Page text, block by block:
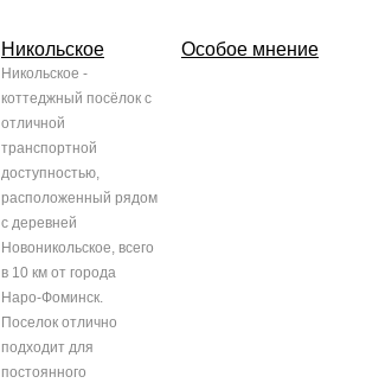
Никольское
Никольское -
коттеджный посёлок с
отличной
транспортной
доступностью,
расположенный рядом
с деревней
Новоникольское, всего
в 10 км от города
Наро-Фоминск.
Поселок отлично
подходит для
постоянного
Особое мнение